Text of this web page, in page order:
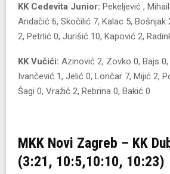
KK Cedevita Junior: Pekeljević ,
Andačić 6, Skočilić 7, Kalac 5, Bošnjak
2, Petrlić 0, Jurišić 10, Kapović 2,
KK Vučići: Azinović 2, Zovko 0, Bajs
Ivančević 1, Jelić 0, Lončar 7, Mijić 2,
Šagi 0, Vražić 2, Rebrina 0, Bakić 0
MKK Novi Zagreb – KK
(3:21, 10:5,10:10, 10:23)